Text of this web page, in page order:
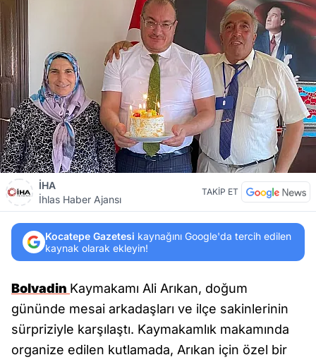
İHA
İhlas Haber Ajansı
TAKİP ET
Kocatepe Gazetesi kaynağını Google'da tercih edilen
kaynak olarak ekleyin!
Bolvadin Kaymakamı Ali Arıkan, doğum
gününde mesai arkadaşları ve ilçe sakinlerinin
sürpriziyle karşılaştı. Kaymakamlık makamında
organize edilen kutlamada, Arıkan için özel bir